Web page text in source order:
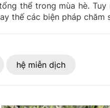
thể trong mùa hè.
thế các biện pháp chăm
hệ miễn dịch